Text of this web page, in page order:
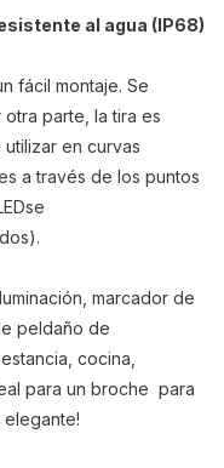
al agua (IP68)
fácil montaje. Se
parte, la tira es
en curvas
a través de los puntos
se
.
marcador de
peldaño de
cocina,
para un broche para
elegante!